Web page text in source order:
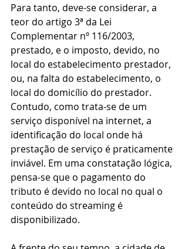
Para tanto, deve-se considerar, a
teor do artigo 3ª da Lei
Complementar nº 116/2003,
prestado, e o imposto, devido, no
local do estabelecimento prestador,
ou, na falta do estabelecimento, o
local do domicílio do prestador.
Contudo, como trata-se de um
serviço disponível na internet, a
identificação do local onde há
prestação de serviço é praticamente
inviável. Em uma constatação lógica,
pensa-se que o pagamento do
tributo é devido no local no qual o
conteúdo do streaming é
disponibilizado.